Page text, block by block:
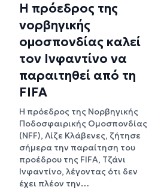
Η πρόεδρος της
νορβηγικής
ομοσπονδίας καλεί
τον Ινφαντίνο να
παραιτηθεί από τη
FIFA
Η πρόεδρος της Νορβηγικής
Ποδοσφαιρικής Ομοσπονδίας
(NFF), Λίζε Κλάβενες, ζήτησε
σήμερα την παραίτηση του
προέδρου της FIFA, Τζάνι
Ινφαντίνο, λέγοντας ότι δεν
έχει πλέον την…